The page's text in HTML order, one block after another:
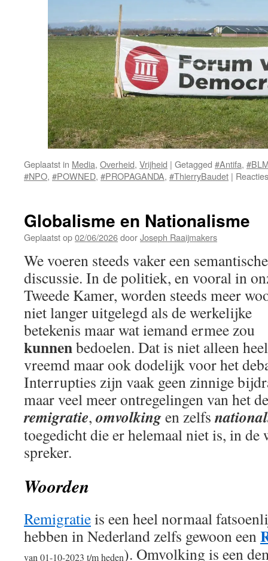
Geplaatst in Media, Overheid, Vrijheid | Getagged #Antifa,
#NPO, #POWNED, #PROPAGANDA, #ThierryBaudet |
Globalisme en Nationalisme
Geplaatst op02/06/2026doorJoseph Raaijmakers
We voeren steeds vaker een semantische
discussie. In de politiek, en vooral in
Tweede Kamer, worden steeds meer
niet langer uitgelegd als de werkelijke
betekenis maar wat iemand ermee zou
kunnenbedoelen. Dat is niet alleen heel
vreemd maar ook dodelijk voor het
Interrupties zijn vaak geen zinnige
maar veel meer ontregelingen van het
remigratie, omvolkingen zelfs
toegedicht die er helemaal niet is, in de
spreker.
Woorden
Remigratieis een heel normaal
hebben in Nederland zelfs gewoon een
van 01-10-2023 t/m heden). Omvolking is een